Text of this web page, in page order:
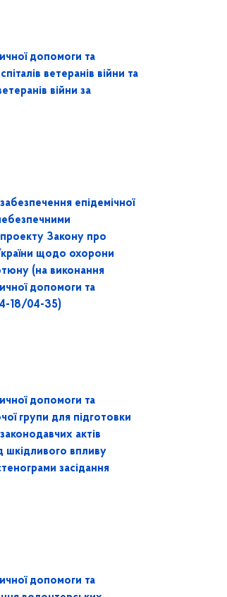
допомоги та
ветеранів війни та
війни за
епідемічної
Закону про
щодо охорони
(на виконання
допомоги та
18/04-35)
допомоги та
групи для підготовки
актів
шкідливого впливу
засідання
допомоги та